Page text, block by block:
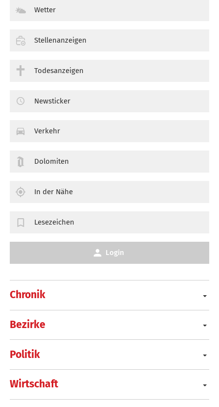
Chronik
Bezirke
Politik
Wirtschaft
Wetter
Stellenanzeigen
Todesanzeigen
Newsticker
Verkehr
Dolomiten
In der Nähe
Lesezeichen
Login